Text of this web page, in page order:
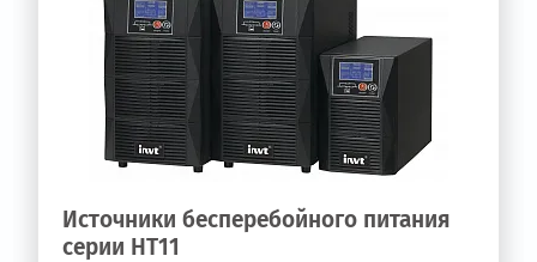
Источники бесперебойного питания
серии HT11